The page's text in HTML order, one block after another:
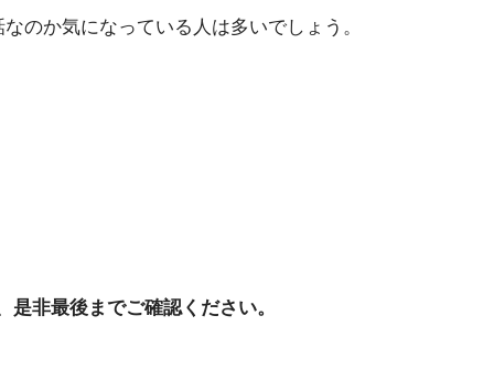
のか気になっている人は多いでしょう。
非最後までご確認ください。